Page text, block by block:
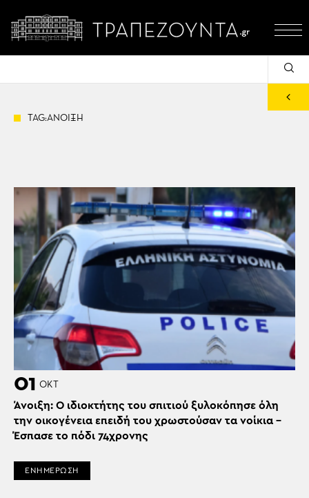
TAG:ΑΝΟΙΞΗ
01 ΟΚΤ
Άνοιξη: Ο ιδιοκτήτης του σπιτιού ξυλοκόπησε όλη
την οικογένεια επειδή του χρωστούσαν τα νοίκια –
Έσπασε το πόδι 74χρονης
ΕΝΗΜΕΡΩΣΗ